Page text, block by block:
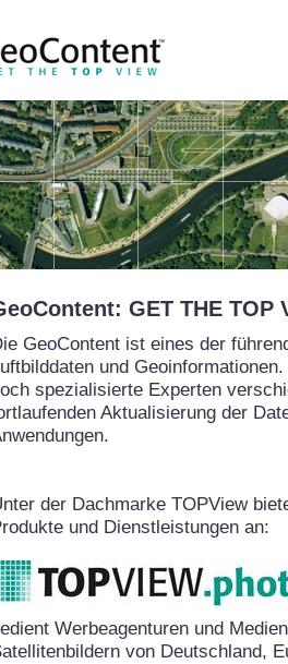
GET THE TOP
GeoContent ist eines der
und
spezialisierte Experten
Aktualisierung der
der Dachmarke TOPView
und Dienstleistungen an:
Werbeagenturen und
von Deutschland,